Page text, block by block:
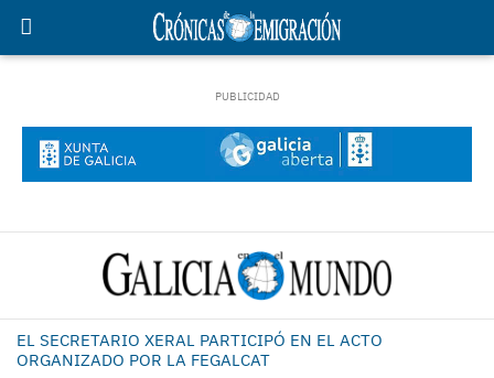
EL SECRETARIO XERAL PARTICIPÓ EN EL ACTO
ORGANIZADO POR LA FEGALCAT